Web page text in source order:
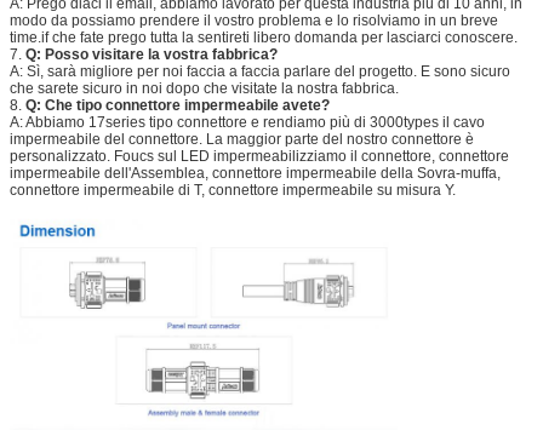
A: Prego diaci il email, abbiamo lavorato per questa industria più di 10 anni, in
modo da possiamo prendere il vostro problema e lo risolviamo in un breve
time.if che fate prego tutta la sentireti libero domanda per lasciarci conoscere.
7. Q: Posso visitare la vostra fabbrica?
A: Sì, sarà migliore per noi faccia a faccia parlare del progetto. E sono sicuro
che sarete sicuro in noi dopo che visitate la nostra fabbrica.
8. Q: Che tipo connettore impermeabile avete?
A: Abbiamo 17series tipo connettore e rendiamo più di 3000types il cavo
impermeabile del connettore. La maggior parte del nostro connettore è
personalizzato. Foucs sul LED impermeabilizziamo il connettore, connettore
impermeabile dell'Assemblea, connettore impermeabile della Sovra-muffa,
connettore impermeabile di T, connettore impermeabile su misura Y.